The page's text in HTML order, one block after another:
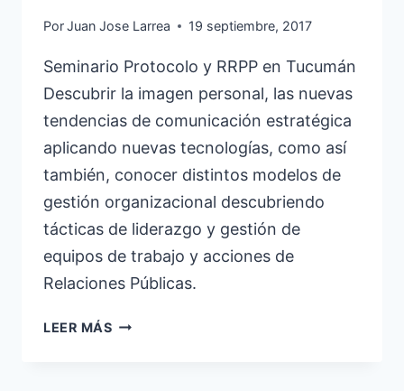
PorJuan Jose Larrea 19 septiembre, 2017
Seminario Protocolo y RRPP en Tucumán
Descubrir la imagen personal, las nuevas
tendencias de comunicación estratégica
aplicando nuevas tecnologías, como así
también, conocer distintos modelos de
gestión organizacional descubriendo
tácticas de liderazgo y gestión de
equipos de trabajo y acciones de
Relaciones Públicas.
LEER MÁSSEMINARIO